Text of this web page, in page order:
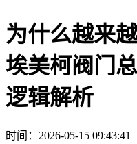
为什么越来
埃美柯阀门
逻辑解析
时间：2026-05-15 09:43:41